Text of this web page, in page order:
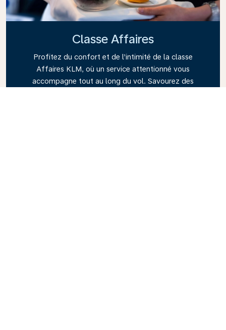
Classe Affaires
Profitez du confort et de l’intimité de la classe
Affaires KLM, où un service attentionné vous
accompagne tout au long du vol. Savourez des